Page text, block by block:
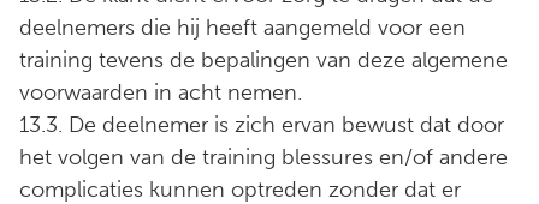
deelnemers die hij heeft aangemeld voor een
training tevens de bepalingen van deze algemene
voorwaarden in acht nemen.
13.3. De deelnemer is zich ervan bewust dat door
het volgen van de training blessures en/of andere
complicaties kunnen optreden zonder dat er